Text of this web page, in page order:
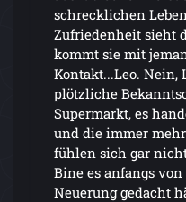
schrecklichen
Zufriedenheit sieht
kommt sie mit
Kontakt...Leo. Nein,
plötzliche
Supermarkt, es
und die immer
fühlen sich gar
Bine es anfangs
Neuerung gedacht